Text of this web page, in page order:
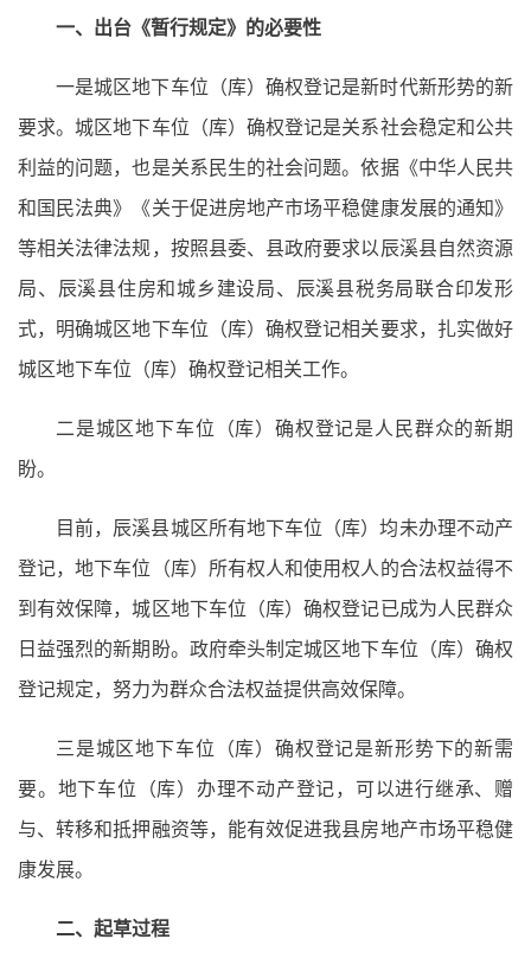
一、出台《暂行规定》的必要性
一是城区地下车位（库）确权登记是新时代新形势的新
要求。城区地下车位（库）确权登记是关系社会稳定和公共
利益的问题，也是关系民生的社会问题。依据《中华人民共
和国民法典》《关于促进房地产市场平稳健康发展的通知》
等相关法律法规，按照县委、县政府要求以辰溪县自然资源
局、辰溪县住房和城乡建设局、辰溪县税务局联合印发形
式，明确城区地下车位（库）确权登记相关要求，扎实做好
城区地下车位（库）确权登记相关工作。
二是城区地下车位（库）确权登记是人民群众的新期
盼。
目前，辰溪县城区所有地下车位（库）均未办理不动产
登记，地下车位（库）所有权人和使用权人的合法权益得不
到有效保障，城区地下车位（库）确权登记已成为人民群众
日益强烈的新期盼。政府牵头制定城区地下车位（库）确权
登记规定，努力为群众合法权益提供高效保障。
三是城区地下车位（库）确权登记是新形势下的新需
要。地下车位（库）办理不动产登记，可以进行继承、赠
与、转移和抵押融资等，能有效促进我县房地产市场平稳健
康发展。
二、起草过程